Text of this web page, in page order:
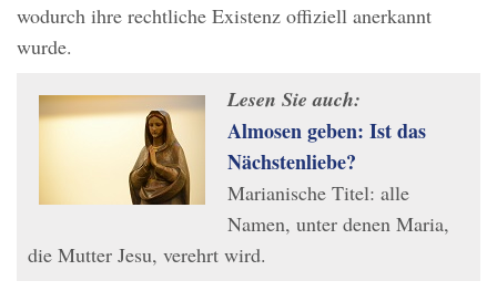
wodurch ihre rechtliche Existenz offiziell anerkannt
wurde.
Lesen Sie auch:
Almosen geben: Ist das
Nächstenliebe?
Marianische Titel: alle
Namen, unter denen Maria,
die Mutter Jesu, verehrt wird.